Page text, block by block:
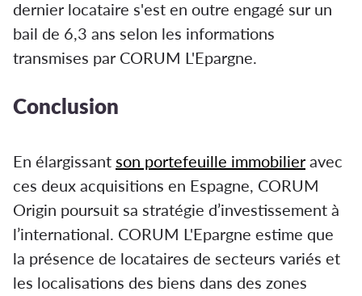
dernier locataire s'est en outre engagé sur un
bail de 6,3 ans selon les informations
transmises par CORUM L'Epargne.
Conclusion
En élargissant son portefeuille immobilier avec
ces deux acquisitions en Espagne, CORUM
Origin poursuit sa stratégie d’investissement à
l’international. CORUM L'Epargne estime que
la présence de locataires de secteurs variés et
les localisations des biens dans des zones